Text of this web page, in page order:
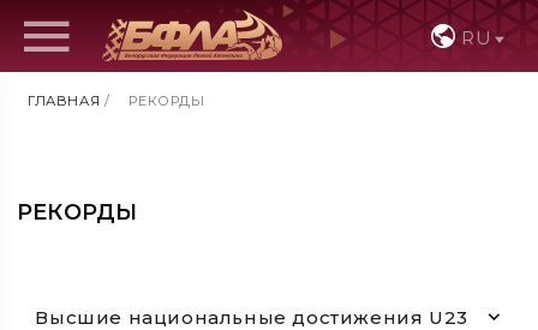
RU
ГЛАВНАЯ / РЕКОРДЫ
РЕКОРДЫ
Высшие национальные достижения U23